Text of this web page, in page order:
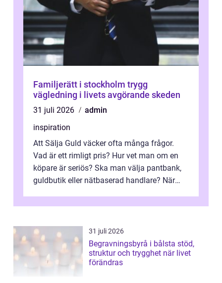
Familjerätt i stockholm trygg
vägledning i livets avgörande skeden
31 juli 2026
admin
inspiration
Att Sälja Guld väcker ofta många frågor.
Vad är ett rimligt pris? Hur vet man om en
köpare är seriös? Ska man välja pantbank,
guldbutik eller nätbaserad handlare? När
31 juli 2026
Begravningsbyrå i bålsta stöd,
struktur och trygghet när livet
förändras